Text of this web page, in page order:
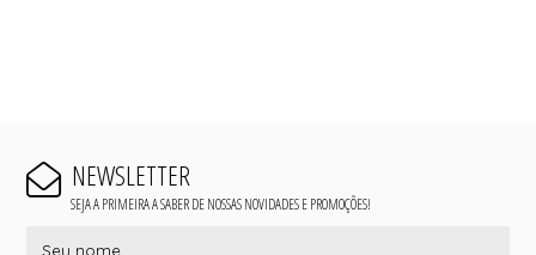
NEWSLETTER
SEJA A PRIMEIRA A SABER DE NOSSAS NOVIDADES E PROMOÇÕES!